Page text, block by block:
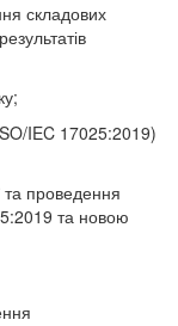
складових
IEC 17025:2019)
та проведення
та новою